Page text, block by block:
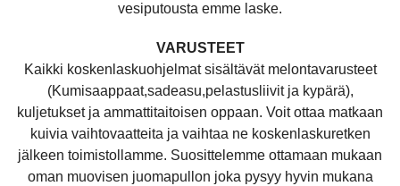
vesiputousta emme laske.
VARUSTEET
Kaikki koskenlaskuohjelmat sisältävät melontavarusteet
(Kumisaappaat,sadeasu,pelastusliivit ja kypärä),
kuljetukset ja ammattitaitoisen oppaan. Voit ottaa matkaan
kuivia vaihtovaatteita ja vaihtaa ne koskenlaskuretken
jälkeen toimistollamme. Suosittelemme ottamaan mukaan
oman muovisen juomapullon joka pysyy hyvin mukana